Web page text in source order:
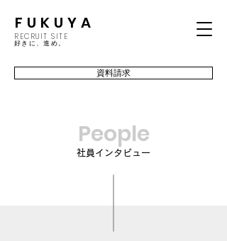
FUKUYA
RECRUIT SITE
​好きに、進め。
資料請求
People
社員インタビュー